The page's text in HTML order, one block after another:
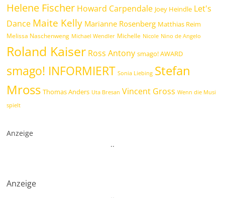
Helene Fischer Howard Carpendale Joey Heindle Let's
Dance Maite Kelly Marianne Rosenberg Matthias Reim
Melissa Naschenweng Michael Wendler Michelle Nicole Nino de Angelo
Roland Kaiser Ross Antony smago! AWARD
smago! INFORMIERT Sonia Liebing Stefan
Mross Thomas Anders Uta Bresan Vincent Gross Wenn die Musi
spielt
Anzeige
..
Anzeige